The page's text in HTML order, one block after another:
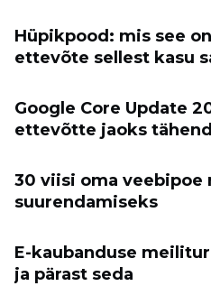
Hüpikpood: mis see
ettevõte sellest kasu
Google Core Update
ettevõtte jaoks
30 viisi oma veebipoe
suurendamiseks
E-kaubanduse
ja pärast seda